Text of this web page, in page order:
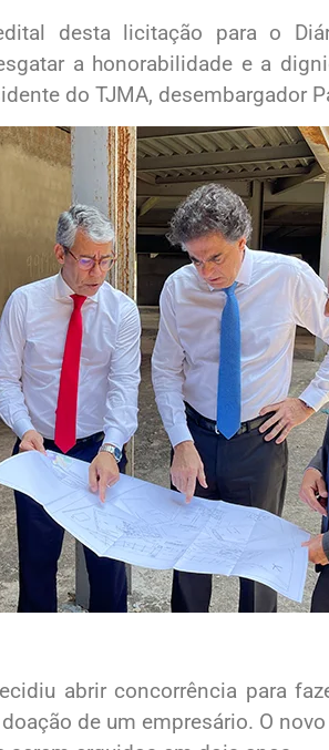
desta licitação para o
a honorabilidade e a
do TJMA, desembargador
abrir concorrência para
de um empresário. O